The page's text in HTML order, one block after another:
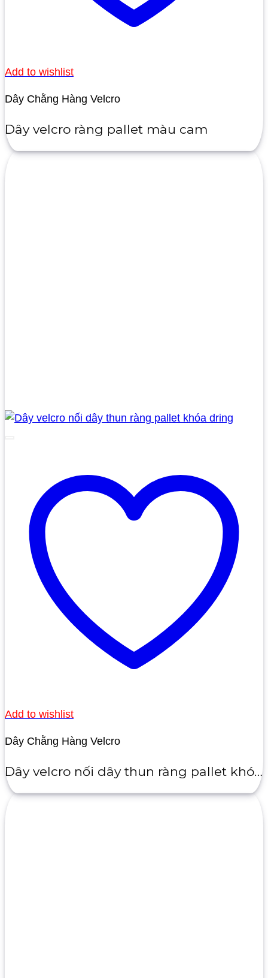
Add to wishlist
Dây Chằng Hàng Velcro
Dây velcro ràng pallet màu cam
Add to wishlist
Dây Chằng Hàng Velcro
Dây velcro nối dây thun ràng pallet khóa dring